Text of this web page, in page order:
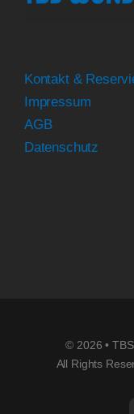
Kontakt &
Impressum
AGB
Datenschutz
© 2026 •
All Rights